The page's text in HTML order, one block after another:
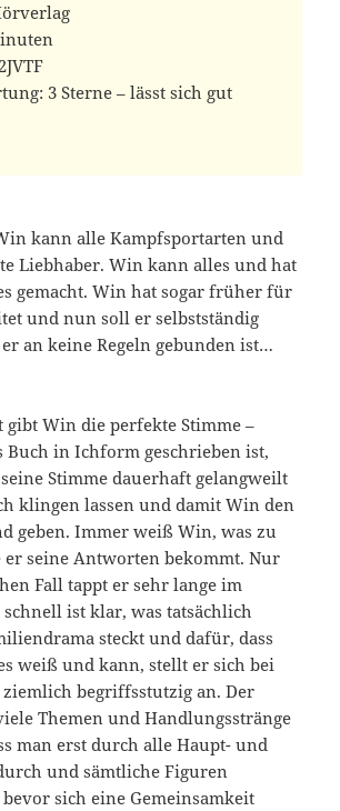
3 Sterne – lässt sich gut
kann alle Kampfsportarten und
Liebhaber. Win kann alles und hat
gemacht. Win hat sogar früher für
und nun soll er selbstständig
an keine Regeln gebunden ist…
gibt Win die perfekte Stimme –
Buch in Ichform geschrieben ist,
Stimme dauerhaft gelangweilt
klingen lassen und damit Win den
geben. Immer weiß Win, was zu
seine Antworten bekommt. Nur
Fall tappt er sehr lange im
ist klar, was tatsächlich
steckt und dafür, dass
weiß und kann, stellt er sich bei
ziemlich begriffsstutzig an. Der
Themen und Handlungsstränge
man erst durch alle Haupt- und
und sämtliche Figuren
sich eine Gemeinsamkeit